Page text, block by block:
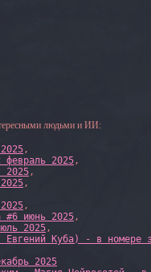
людьми и ИИ:
,
2025,
2025,
,
,
#6 июнь 2025,
2025,
Куба) - в номере
2025